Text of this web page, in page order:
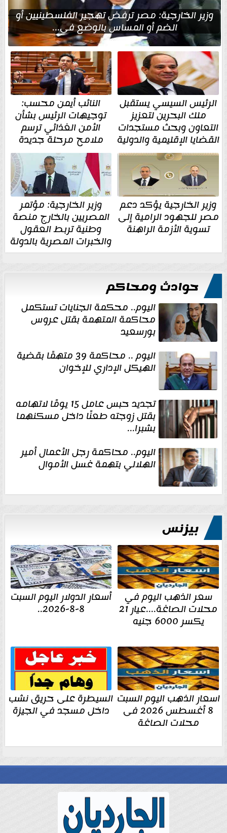
وزير الخارجية: مصر ترفض تهجير الفلسطينيين أو
الضم أو المساس بالوضع في...
الرئيس السيسي يستقبل
ملك البحرين لتعزيز
التعاون وبحث مستجدات
القضايا الإقليمية والدولية
النائب أيمن محسب:
توجيهات الرئيس بشأن
الأمن الغذائي ترسم
ملامح مرحلة جديدة
وزير الخارجية يؤكد دعم
مصر للجهود الرامية إلى
تسوية الأزمة الراهنة
وزير الخارجية: مؤتمر
المصريين بالخارج منصة
وطنية تربط العقول
والخبرات المصرية بالدولة
حوادث ومحاكم
اليوم.. محكمة الجنايات تستكمل
محاكمة المتهمة بقتل عروس
بورسعيد
اليوم .. محاكمة 39 متهمًا بقضية
الهيكل الإداري للإخوان
تجديد حبس عامل 15 يومًا لاتهامه
بقتل زوجته طعنًا داخل مسكنهما
بشبرا...
اليوم.. محاكمة رجل الأعمال أمير
الهلالي بتهمة غسل الأموال
بيزنس
سعر الذهب اليوم في
محلات الصاغة....عيار 21
يكسر 6000 جنيه
أسعار الدولار اليوم السبت
8-8-2026..
اسعار الذهب اليوم السبت
8 أغسطس 2026 فى
محلات الصاغة
السيطرة على حريق نشب
داخل مسجد في الجيزة